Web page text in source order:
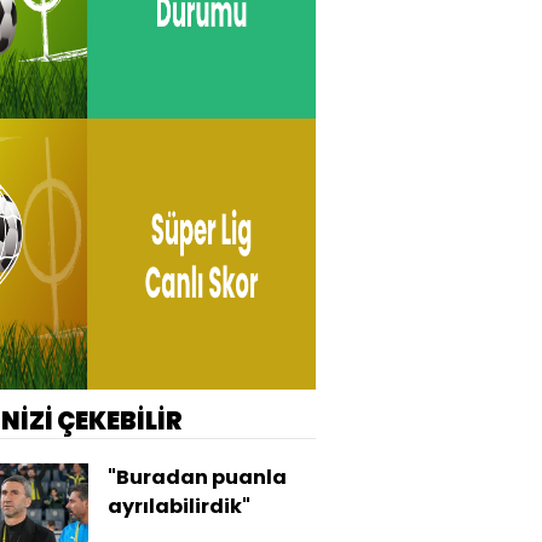
ÇEKEBİLİR
"Buradan puanla
ayrılabilirdik"